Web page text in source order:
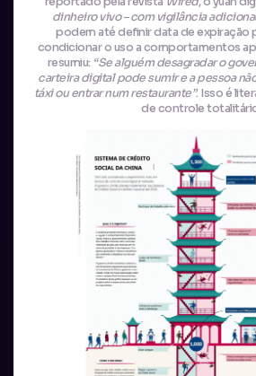
dinheiro vivo – com vigilância
podem até definir data de expiração
condicionar o uso a comportamentos
resumiu: “Se alguém desagradar o
carteira digital pode sumir e a pessoa
táxi ou entrar num restaurante”. Isso é
de controle